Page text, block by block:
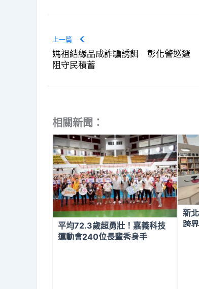
上一篇
媽祖結緣品成詐騙誘餌 彰化警巡邏
阻守民積蓄
相關新聞：
平均72.3歲超勇壯！嘉義科技
運動會240位長輩秀身手
新
跨